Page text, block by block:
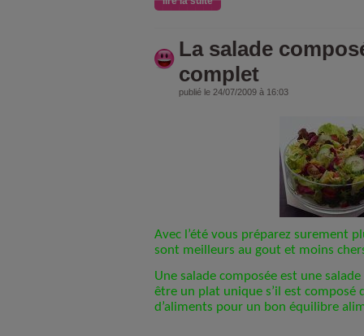
La salade
complet
publié le 24/07/2009 à 16:03
Avec l’été vous préparez surement
sont meilleurs au gout et moins
Une salade composée est une
être un plat unique s’il est composé
d’aliments pour un bon équilibre